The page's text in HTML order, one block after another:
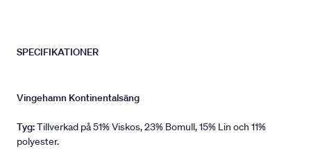
SPECIFIKATIONER
Vingehamn Kontinentalsäng
Tyg:Tillverkad på 51% Viskos, 23% Bomull, 15% Lin och 11%
polyester.